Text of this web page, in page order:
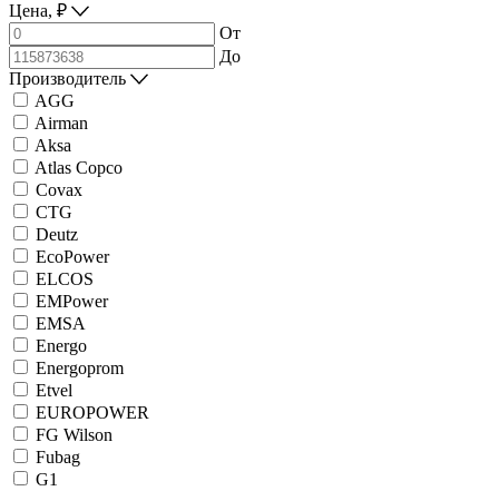
Цена, ₽
От
До
Производитель
AGG
Airman
Aksa
Atlas Copco
Covax
CTG
Deutz
EcoPower
ELCOS
EMPower
EMSA
Energo
Energoprom
Etvel
EUROPOWER
FG Wilson
Fubag
G1